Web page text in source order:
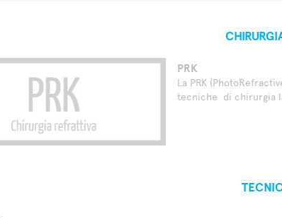
PRK
La PRK
tecniche di chirurgia